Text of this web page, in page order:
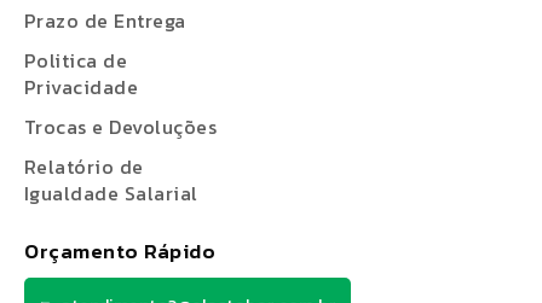
Prazo de Entrega
Politica de
Privacidade
Trocas e Devoluções
Relatório de
Igualdade Salarial
Orçamento Rápido